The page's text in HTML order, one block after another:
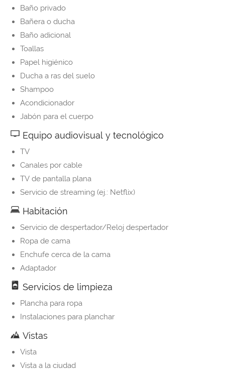
Baño privado
Bañera o ducha
Baño adicional
Toallas
Papel higiénico
Ducha a ras del suelo
Shampoo
Acondicionador
Jabón para el cuerpo
Equipo audiovisual y tecnológico
TV
Canales por cable
TV de pantalla plana
Servicio de streaming (ej.: Netflix)
Habitación
Servicio de despertador/Reloj despertador
Ropa de cama
Enchufe cerca de la cama
Adaptador
Servicios de limpieza
Plancha para ropa
Instalaciones para planchar
Vistas
Vista
Vista a la ciudad